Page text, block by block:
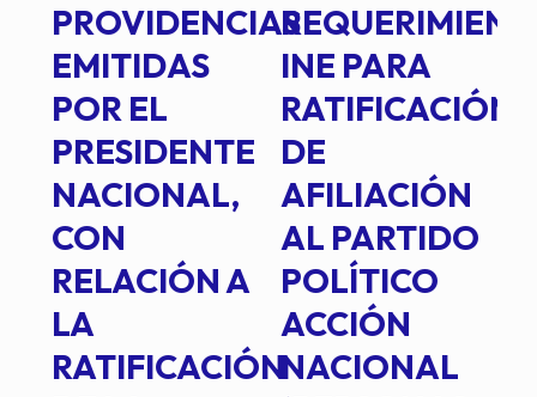
PROVIDENCIAS
EMITIDAS
POR EL
PRESIDENTE
NACIONAL,
CON
RELACIÓN A
LA
RATIFICACIÓN
INE PARA
RATIFICACIÓN
DE
AFILIACIÓN
AL PARTIDO
POLÍTICO
ACCIÓN
NACIONAL